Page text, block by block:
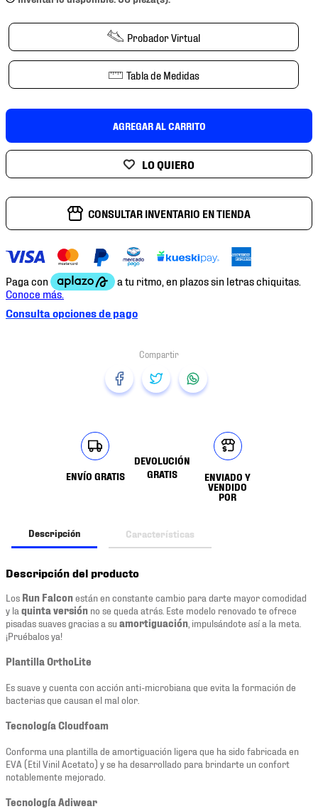
Probador Virtual
Tabla de Medidas
AGREGAR AL CARRITO
CONSULTAR INVENTARIO EN TIENDA
Consulta opciones de pago
ENVÍO GRATIS
DEVOLUCIÓN
GRATIS
ENVIADO Y
VENDIDO
POR
Descripción Características
Descripción del producto
Los Run Falconestán en constante cambio para darte mayor comodidad
y la quinta versión no se queda atrás. Este modelo renovado te ofrece
pisadas suaves gracias a su amortiguación , impulsándote así a la meta.
¡Pruébalos ya!
Plantilla OrthoLite
Es suave y cuenta con acción anti-microbiana que evita la formación de
bacterias que causan el mal olor.
Tecnología Cloudfoam
Conforma una plantilla de amortiguación ligera que ha sido fabricada en
EVA (Etil Vinil Acetato) y se ha desarrollado para brindarte un confort
notablemente mejorado.
Tecnología Adiwear
7.
mochilas